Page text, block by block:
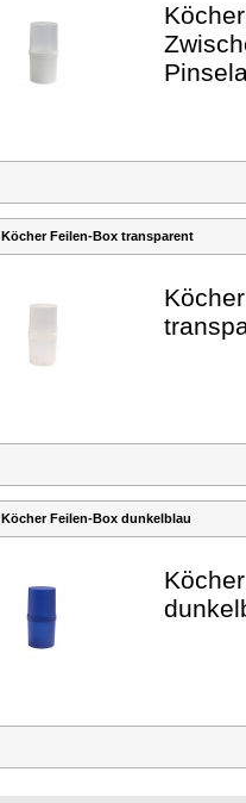
Köcher Feilen-Box transparent
Köcher Feilen-Box dunkelblau